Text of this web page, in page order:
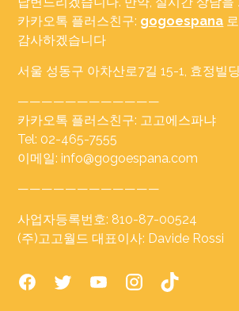
카카오톡 플러스친구: gogoespana
감사하겠습니다
서울 성동구 아차산로7길 15-1, 효정빌
————————————
카카오톡 플러스친구: 고고에스파냐
Tel: 02-465-7555
이메일: info@gogoespana.com
————————————
사업자등록번호: 810-87-00524
(주)고고월드 대표이사: Davide Rossi